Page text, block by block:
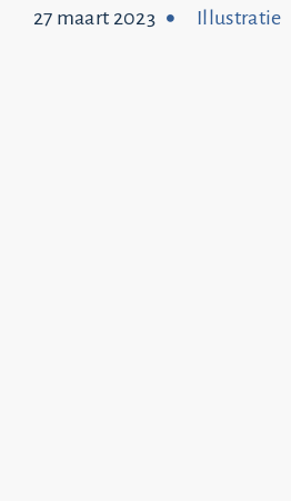
Top 20
27 maart 2023 Illustratie